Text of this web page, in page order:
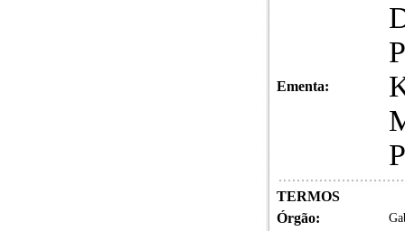
Ementa:
TERMOS
Órgão: